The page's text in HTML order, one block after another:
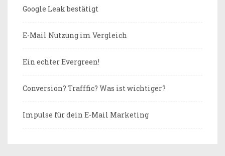
Google Leak bestätigt
E-Mail Nutzung im Vergleich
Ein echter Evergreen!
Conversion? Trafffic? Was ist wichtiger?
Impulse für dein E-Mail Marketing